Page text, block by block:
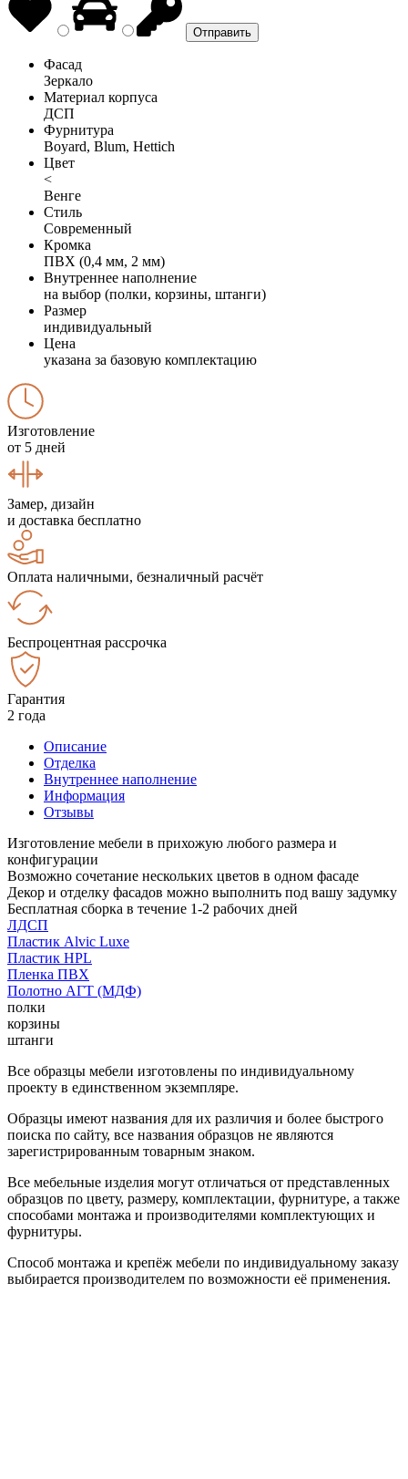
Фасад
Зеркало
Материал корпуса
ДСП
Фурнитура
Boyard, Blum, Hettich
Цвет
<
Венге
Стиль
Современный
Кромка
ПВХ (0,4 мм, 2 мм)
Внутреннее наполнение
на выбор (полки, корзины, штанги)
Размер
индивидуальный
Цена
указана за базовую комплектацию
Изготовление
от 5 дней
Замер, дизайн
и доставка бесплатно
Оплата наличными, безналичный расчёт
Беспроцентная рассрочка
Гарантия
2 года
Описание
Отделка
Внутреннее наполнение
Информация
Отзывы
Изготовление мебели в прихожую любого размера и
конфигурации
Возможно сочетание нескольких цветов в одном фасаде
Декор и отделку фасадов можно выполнить под вашу задумку
Бесплатная сборка в течение 1-2 рабочих дней
ЛДСП
Пластик Alvic Luxe
Пластик HPL
Пленка ПВХ
Полотно АГТ (МДФ)
полки
корзины
штанги
Все образцы мебели изготовлены по индивидуальному
проекту в единственном экземпляре.
Образцы имеют названия для их различия и более быстрого
поиска по сайту, все названия образцов не являются
зарегистрированным товарным знаком.
Все мебельные изделия могут отличаться от представленных
образцов по цвету, размеру, комплектации, фурнитуре, а также
способами монтажа и производителями комплектующих и
фурнитуры.
Способ монтажа и крепёж мебели по индивидуальному заказу
выбирается производителем по возможности её применения.